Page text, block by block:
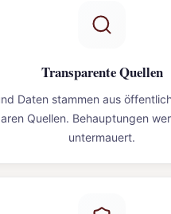
Transparente Quellen
Daten stammen aus
Quellen. Behauptungen
untermauert.